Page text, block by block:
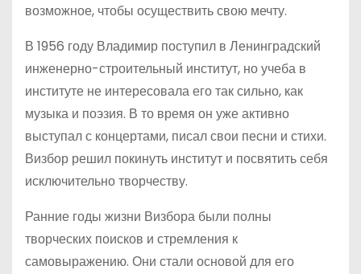
возможное, чтобы осуществить свою мечту.
В 1956 году Владимир поступил в Ленинградский
инженерно-строительный институт, но учеба в
институте не интересовала его так сильно, как
музыка и поэзия. В то время он уже активно
выступал с концертами, писал свои песни и стихи.
Визбор решил покинуть институт и посвятить себя
исключительно творчеству.
Ранние годы жизни Визбора были полны
творческих поисков и стремления к
самовыражению. Они стали основой для его